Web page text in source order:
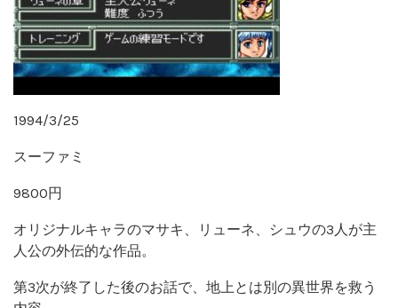
1994/3/25
スーファミ
9800円
オリジナルキャラのマサキ、リューネ、シュウの3人が主
人公の外伝的な作品。
第3次が終了した後のお話で、地上とは別の異世界を救う